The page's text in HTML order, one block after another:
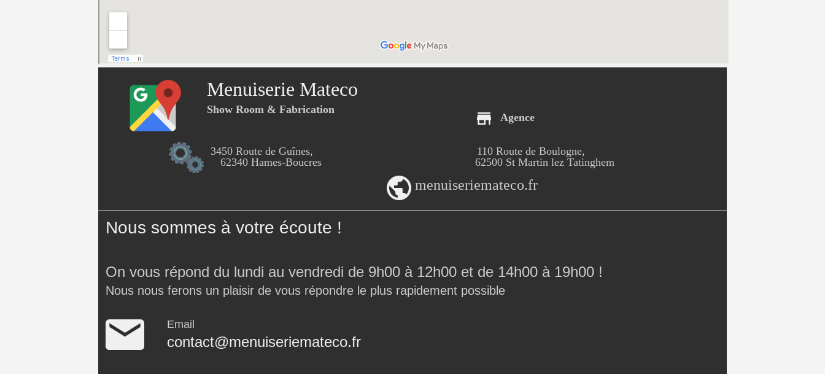
Menuiserie Mateco
Show Room & Fabrication
Agence
3450 Route de Guînes,
62340 Hames-Boucres
110 Route de Boulogne,
62500 St Martin lez Tatinghem
menuiseriemateco.fr
Nous sommes à votre écoute !
On vous répond du lundi au vendredi de 9h00 à 12h00 et de 14h00 à 19h00 !
Nous nous ferons un plaisir de vous répondre le plus rapidement possible
Email
contact@menuiseriemateco.fr